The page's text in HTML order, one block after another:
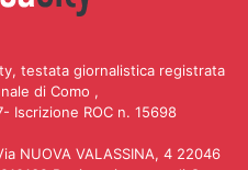
testata giornalistica registrata
di Como ,
Iscrizione ROC n. 15698
NUOVA VALASSINA, 4 22046